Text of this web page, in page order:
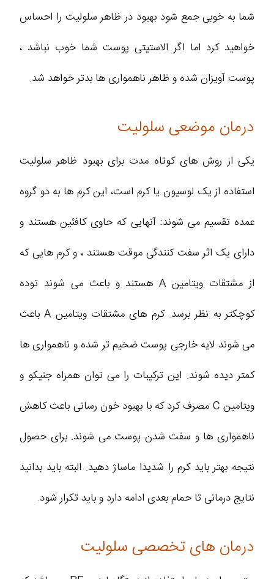
شما به خوبی جمع شود بهبود در ظاهر سلولیت را احساس
خواهید کرد اما اگر الاستیتی پوست شما خوب نباشد ،
پوست آویزان شده و ظاهر ناهمواری ها بدتر خواهد شد.
درمان موضعی سلولیت
یکی از روش های کوتاه مدت برای بهبود ظاهر سلولیت
استفاده از یک لوسیون یا کرم است، این کرم ها به دو گروه
عمده تقسیم می شوند: آنهایی که حاوی کافئین هستند و
دارای یک اثر سفت کنندگی موقت هستند ، و کرم هایی که
از مشتقات ویتامین A هستند و باعث می شوند توده
کوچکتر به نظر برسد. کرم های مشتقات ویتامین A باعث
می شوند لایه خارجی پوست ضخیم تر شده و ناهمواری ها
کمتر دیده شوند. این ترکیبات را می توان همراه جنیکو و
ویتامین C مصرف کرد که با بهبود خون رسانی باعث کاهش
ناهمواری ها و سفت شدن پوست می شوند. برای حصول
نتیجه بهتر باید کرم را شدیدا ماساژ دهید. البته باید بدانید
نتایج درمانی تا حمام بعدی ادامه دارد و باید تکرار شود.
درمان های تخصصی سلولیت